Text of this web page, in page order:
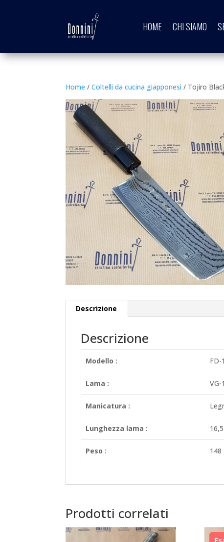
HOME CHI SIAMO
Home /Coltelli da cucina giapponesi / Tojiro
Descrizione
Descrizione
Modello : FD-
Lama :
Manicatura :
Lunghezza lama :
Peso : 148
Prodotti correlati